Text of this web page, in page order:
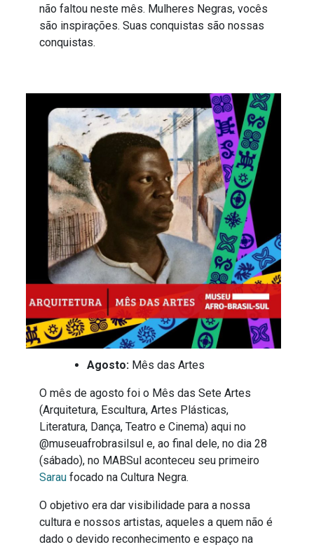
não faltou neste mês. Mulheres Negras, vocês
são inspirações. Suas conquistas são nossas
conquistas.
Agosto:Mês das Artes
O mês de agosto foi o Mês das Sete Artes
(Arquitetura, Escultura, Artes Plásticas,
Literatura, Dança, Teatro e Cinema) aqui no
@museuafrobrasilsul e, ao final dele, no dia 28
(sábado), no MABSul aconteceu seu primeiro
Saraufocado na Cultura Negra.
O objetivo era dar visibilidade para a nossa
cultura e nossos artistas, aqueles a quem não é
dado o devido reconhecimento e espaço na